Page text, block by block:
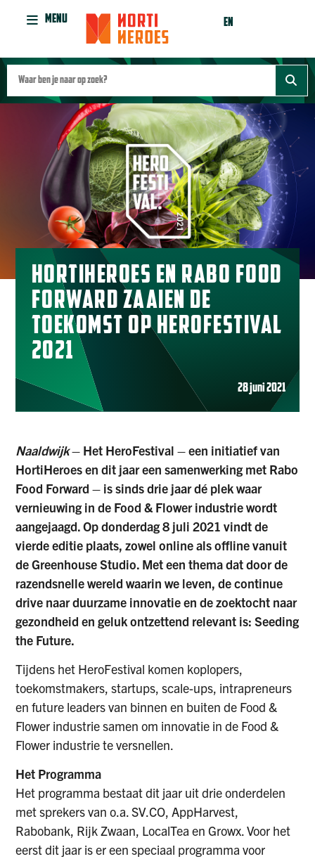
MENU EN
HORTIHEROES EN RABO FOOD
FORWARD ZAAIEN DE
TOEKOMST OP HEROFESTIVAL
2021
28 juni 2021
Naaldwijk– Het HeroFestival – een initiatief van
HortiHeroes en dit jaar een samenwerking met Rabo
Food Forward – is sinds drie jaar dé plek waar
vernieuwing in de Food & Flower industrie wordt
aangejaagd. Op donderdag 8 juli 2021 vindt de
vierde editie plaats, zowel online als offline vanuit
de Greenhouse Studio. Met een thema dat door de
razendsnelle wereld waarin we leven, de continue
drive naar duurzame innovatie en de zoektocht naar
gezondheid en geluk ontzettend relevant is: Seeding
the Future.
Tijdens het HeroFestival komen koplopers,
toekomstmakers, startups, scale-ups, intrapreneurs
en future leaders van binnen en buiten de Food &
Flower industrie samen om innovatie in de Food &
Flower industrie te versnellen.
Het Programma
Het programma bestaat dit jaar uit drie onderdelen
met sprekers van o.a. SV.CO, AppHarvest,
Rabobank, Rijk Zwaan, LocalTea en Growx. Voor het
eerst dit jaar is er een speciaal programma voor